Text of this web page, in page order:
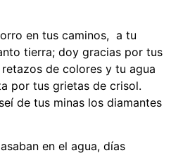
en tus caminos, a tu
tierra; doy gracias por tus
de colores y tu agua
por tus grietas de crisol.
de tus minas los diamantes
en el agua, días